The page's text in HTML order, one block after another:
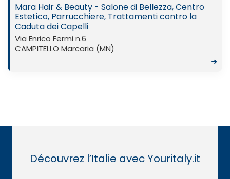
Mara Hair & Beauty - Salone di Bellezza, Centro
Estetico, Parrucchiere, Trattamenti contro la
Caduta dei Capelli
Via Enrico Fermi n.6
CAMPITELLO Marcaria (MN)
➜
Découvrez l’Italie avec Youritaly.it